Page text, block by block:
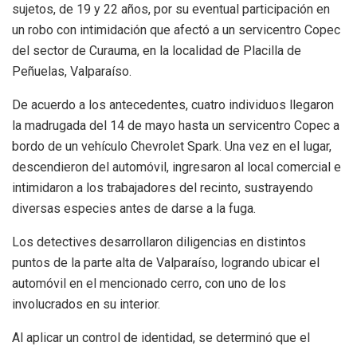
sujetos, de 19 y 22 años, por su eventual participación en
un robo con intimidación que afectó a un servicentro Copec
del sector de Curauma, en la localidad de Placilla de
Peñuelas, Valparaíso.
De acuerdo a los antecedentes, cuatro individuos llegaron
la madrugada del 14 de mayo hasta un servicentro Copec a
bordo de un vehículo Chevrolet Spark. Una vez en el lugar,
descendieron del automóvil, ingresaron al local comercial e
intimidaron a los trabajadores del recinto, sustrayendo
diversas especies antes de darse a la fuga.
Los detectives desarrollaron diligencias en distintos
puntos de la parte alta de Valparaíso, logrando ubicar el
automóvil en el mencionado cerro, con uno de los
involucrados en su interior.
Al aplicar un control de identidad, se determinó que el